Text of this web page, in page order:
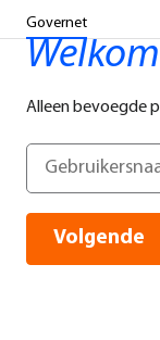
Governet
Alleen bevoegde
Volgende